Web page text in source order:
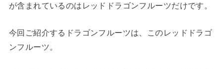
が含まれているのはレッドドラゴンフルーツだけです。
今回ご紹介するドラゴンフルーツは、このレッドドラゴ
ンフルーツ。